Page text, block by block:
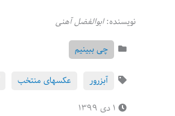
نویسنده:ابوالفضل آهنی
چی ببینیم
آبزرور عکسهای منتخب